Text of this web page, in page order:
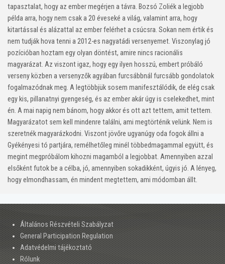
tapasztalat, hogy az ember megérjen a távra. Bozsó Zoliék a legjobb
példa arra, hogy nem csak a 20 éveseké a világ, valamint arra, hogy
kitartással és alázattal az ember felérhet a csúcsra. Sokan nem értik és
nem tudják hova tenni a 2012-es nagyatádi versenyemet. Viszonylag jó
pozícióban hoztam egy olyan döntést, amire nincs racionális
magyarázat. Az viszont igaz, hogy egy ilyen hosszú, embert próbáló
verseny közben a versenyzők agyában furcsábbnál furcsább gondolatok
fogalmazódnak meg. A legtöbbjük sosem manifesztálódik, de elég csak
egy kis, pillanatnyi gyengeség, és az ember akár úgy is cselekedhet, mint
én. A mai napig nem bánom, hogy akkor és ott azt tettem, amit tettem.
Magyarázatot sem kell mindenre találni, ami megtörténik velünk. Nem is
szeretnék magyarázkodni. Viszont jövőre ugyanúgy oda fogok állni a
Gyékényesi tó partjára, remélhetőleg minél többedmagammal együtt, és
megint megpróbálom kihozni magamból a legjobbat. Amennyiben azzal
elsőként futok be a célba, jó, amennyiben sokadikként, úgyis jó. A lényeg,
hogy elmondhassam, én mindent megtettem, ami módomban állt.
Általános Részvételi Szabályzat
General Participation Regulation
Adatvédelmi tájékoztató
Rólunk